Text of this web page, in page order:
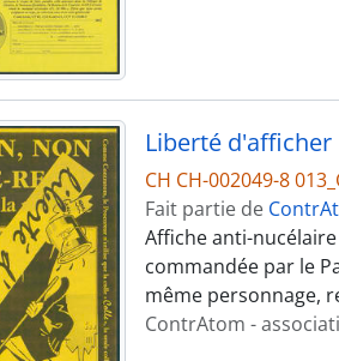
Liberté d'afficher
CH CH-002049-8
Fait partie de
Affiche anti-
commandée par le
même personnage,
ContrAtom -